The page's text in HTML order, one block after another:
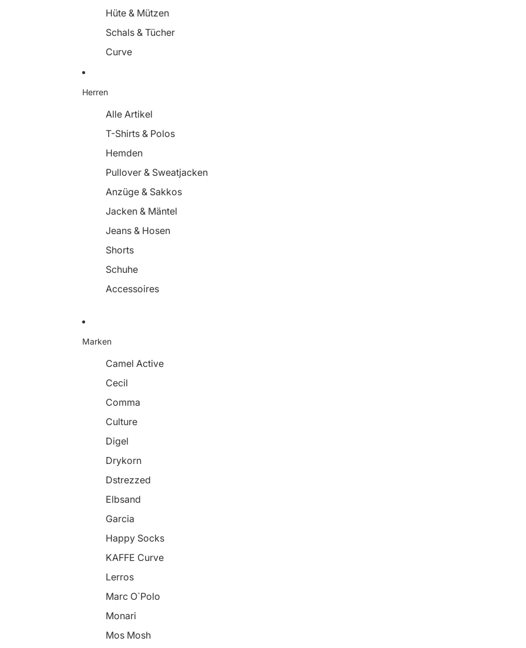
Hüte & Mützen
Schals & Tücher
Curve
Herren
Alle Artikel
T-Shirts & Polos
Hemden
Pullover & Sweatjacken
Anzüge & Sakkos
Jacken & Mäntel
Jeans & Hosen
Shorts
Schuhe
Accessoires
Marken
Camel Active
Cecil
Comma
Culture
Digel
Drykorn
Dstrezzed
Elbsand
Garcia
Happy Socks
KAFFE Curve
Lerros
Marc O`Polo
Monari
Mos Mosh